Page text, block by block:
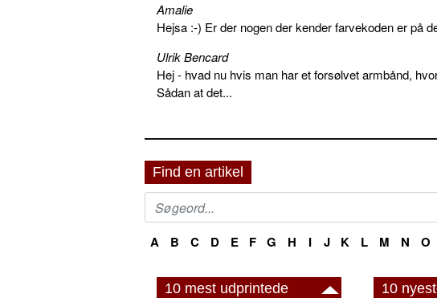
Amalie
Hejsa :-) Er der nogen der kender farvekoden er på
Ulrik Bencard
Hej - hvad nu hvis man har et forsølvet armbånd,
Sådan at det...
Find en artikel
A B C D E F G H I J K L M N O
10 mest udprintede 10